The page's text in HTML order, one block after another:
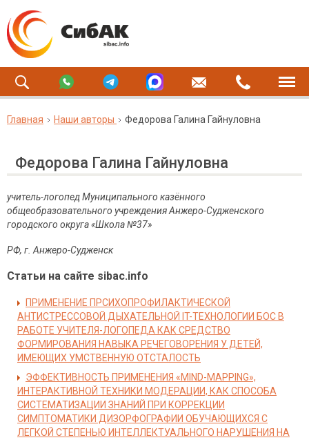
Главная Наши авторы Федорова Галина Гайнуловна
Федорова Галина Гайнуловна
учитель-логопедМуниципального казённого
общеобразовательного учреждения Анжеро-Судженского
городского округа «Школа №37»
РФ, г. Анжеро-Судженск
Статьи на сайте sibac.info
ПРИМЕНЕНИЕ ПРСИХОПРОФИЛАКТИЧЕСКОЙ
АНТИСТРЕССОВОЙ ДЫХАТЕЛЬНОЙ IT-ТЕХНОЛОГИИ БОС В
РАБОТЕ УЧИТЕЛЯ-ЛОГОПЕДА КАК СРЕДСТВО
ФОРМИРОВАНИЯ НАВЫКА РЕЧЕГОВОРЕНИЯ У ДЕТЕЙ,
ИМЕЮЩИХ УМСТВЕННУЮ ОТСТАЛОСТЬ
ЭФФЕКТИВНОСТЬ ПРИМЕНЕНИЯ «MIND-MAPPING»,
ИНТЕРАКТИВНОЙ ТЕХНИКИ МОДЕРАЦИИ, КАК СПОСОБА
СИСТЕМАТИЗАЦИИ ЗНАНИЙ ПРИ КОРРЕКЦИИ
СИМПТОМАТИКИ ДИЗОРФОГРАФИИ ОБУЧАЮЩИХСЯ С
ЛЕГКОЙ СТЕПЕНЬЮ ИНТЕЛЛЕКТУАЛЬНОГО НАРУШЕНИЯ НА